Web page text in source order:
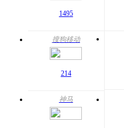
1495
搜狗移动
214
神马